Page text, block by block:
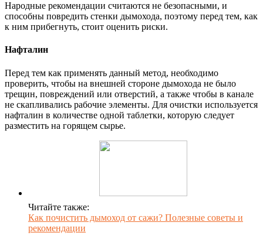
Народные рекомендации считаются не безопасными, и
способны повредить стенки дымохода, поэтому перед тем, как
к ним прибегнуть, стоит оценить риски.
Нафталин
Перед тем как применять данный метод, необходимо
проверить, чтобы на внешней стороне дымохода не было
трещин, повреждений или отверстий, а также чтобы в канале
не скапливались рабочие элементы. Для очистки используется
нафталин в количестве одной таблетки, которую следует
разместить на горящем сырье.
Читайте также:
Как почистить дымоход от сажи? Полезные советы и
рекомендации